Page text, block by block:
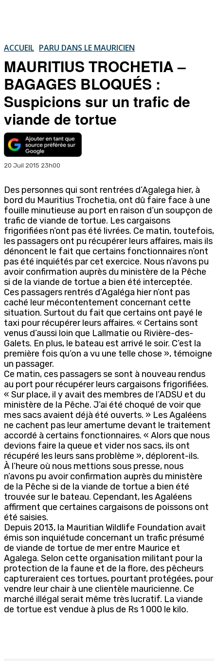
ACCUEIL PARU DANS LE MAURICIEN
MAURITIUS TROCHETIA –
BAGAGES BLOQUÉS :
Suspicions sur un trafic de
viande de tortue
20 Juil 2015 23h00
Des personnes qui sont rentrées d’Agalega hier, à
bord du Mauritius Trochetia, ont dû faire face à une
fouille minutieuse au port en raison d’un soupçon de
trafic de viande de tortue. Les cargaisons
frigorifiées n’ont pas été livrées. Ce matin, toutefois,
les passagers ont pu récupérer leurs affaires, mais ils
dénoncent le fait que certains fonctionnaires n’ont
pas été inquiétés par cet exercice. Nous n’avons pu
avoir confirmation auprès du ministère de la Pêche
si de la viande de tortue a bien été interceptée.
Ces passagers rentrés d’Agaléga hier n’ont pas
caché leur mécontentement concernant cette
situation. Surtout du fait que certains ont payé le
taxi pour récupérer leurs affaires. « Certains sont
venus d’aussi loin que Lallmatie ou Rivière-des-
Galets. En plus, le bateau est arrivé le soir. C’est la
première fois qu’on a vu une telle chose », témoigne
un passager.
Ce matin, ces passagers se sont à nouveau rendus
au port pour récupérer leurs cargaisons frigorifiées.
« Sur place, il y avait des membres de l’ADSU et du
ministère de la Pêche. J’ai été choqué de voir que
mes sacs avaient déjà été ouverts. » Les Agaléens
ne cachent pas leur amertume devant le traitement
accordé à certains fonctionnaires. « Alors que nous
devions faire la queue et vider nos sacs, ils ont
récupéré les leurs sans problème », déplorent-ils.
À l’heure où nous mettions sous presse, nous
n’avons pu avoir confirmation auprès du ministère
de la Pêche si de la viande de tortue a bien été
trouvée sur le bateau. Cependant, les Agaléens
affirment que certaines cargaisons de poissons ont
été saisies.
Depuis 2013, la Mauritian Wildlife Foundation avait
émis son inquiétude concernant un trafic présumé
de viande de tortue de mer entre Maurice et
Agalega. Selon cette organisation militant pour la
protection de la faune et de la flore, des pêcheurs
captureraient ces tortues, pourtant protégées, pour
vendre leur chair à une clientèle mauricienne. Ce
marché illégal serait même très lucratif. La viande
de tortue est vendue à plus de Rs 1 000 le kilo.